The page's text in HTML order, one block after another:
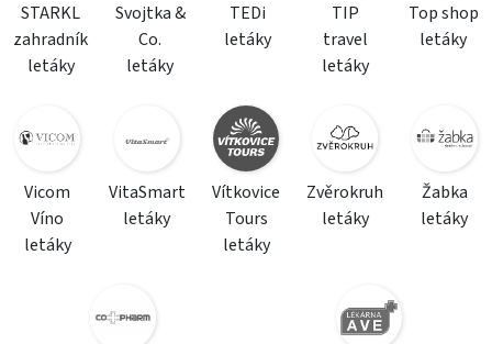
STARKL
zahradník
letáky
Svojtka &
Co.
letáky
TEDi
letáky
TIP
travel
letáky
Top shop
letáky
Vicom
Víno
letáky
VitaSmart
letáky
Vítkovice
Tours
letáky
Zvěrokruh
letáky
Žabka
letáky